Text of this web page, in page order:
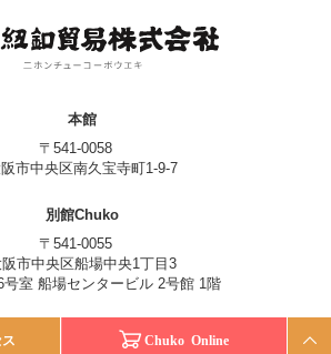
本館
〒541-0058
市中央区南久宝寺町1-9-7
別館Chuko
〒541-0055
阪市中央区船場中央1丁目3
号室 船場センタービル 2号館 1階
© Nippon Chuko Co., Ltd.
Chuko Online